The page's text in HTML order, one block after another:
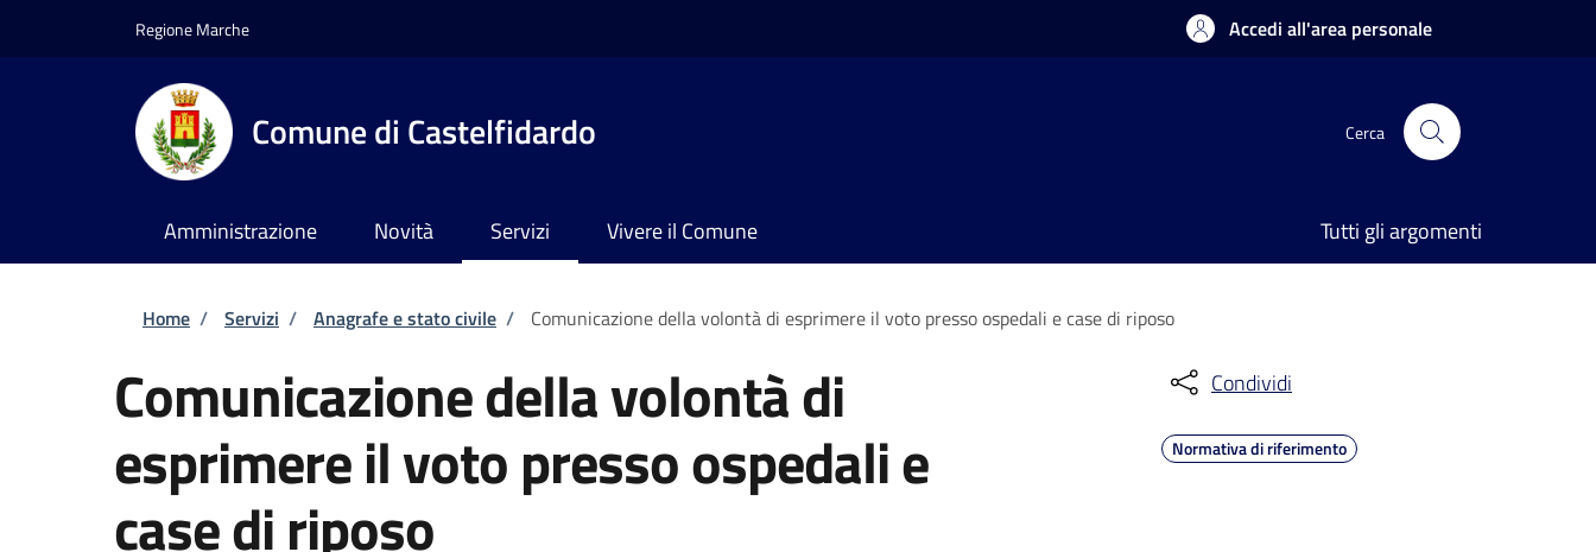
Regione Marche Accedi all'area personale
Comune di Castelfidardo Cerca
Amministrazione Novità Servizi Vivere il Comune Tutti gli argomenti
Briciole di pane
Home / Servizi / Anagrafe e stato civile / Comunicazione della volontà di esprimere il voto presso ospedali e case di riposo
Comunicazione della volontà di
esprimere il voto presso ospedali e
case di riposo
Condividi
Normativa di riferimento